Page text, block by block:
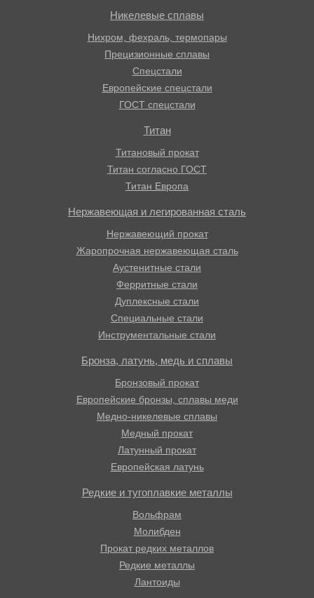
Никелевые сплавы
Нихром, фехраль, термопары
Прецизионные сплавы
Спецстали
Европейские спецстали
ГОСТ спецстали
Титан
Титановый прокат
Титан согласно ГОСТ
Титан Европа
Нержавеющая и легированная сталь
Нержавеющий прокат
Жаропрочная нержавеющая сталь
Аустенитные стали
Ферритные стали
Дуплексные стали
Специальные стали
Инструментальные стали
Бронза, латунь, медь и сплавы
Бронзовый прокат
Европейские бронзы, сплавы меди
Медно-никелевые сплавы
Медный прокат
Латунный прокат
Европейская латунь
Редкие и тугоплавкие металлы
Вольфрам
Молибден
Прокат редких металлов
Редкие металлы
Лантоиды